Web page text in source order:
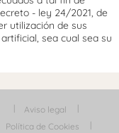
- ley 24/2021, de
utilización de sus
sea cual sea su
Aviso legal
Política de Cookies